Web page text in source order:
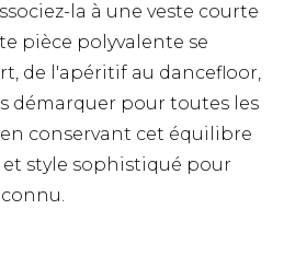
la à une veste courte
pièce polyvalente se
de l'apéritif au dancefloor,
démarquer pour toutes les
conservant cet équilibre
style sophistiqué pour